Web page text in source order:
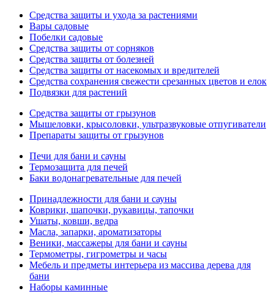
Средства защиты и ухода за растениями
Вары садовые
Побелки садовые
Средства защиты от сорняков
Средства защиты от болезней
Средства защиты от насекомых и вредителей
Средства сохранения свежести срезанных цветов и елок
Подвязки для растений
Средства защиты от грызунов
Мышеловки, крысоловки, ультразвуковые отпугиватели
Препараты защиты от грызунов
Печи для бани и сауны
Термозащита для печей
Баки водонагревательные для печей
Принадлежности для бани и сауны
Коврики, шапочки, рукавицы, тапочки
Ушаты, ковши, ведра
Масла, запарки, ароматизаторы
Веники, массажеры для бани и сауны
Термометры, гигрометры и часы
Мебель и предметы интерьера из массива дерева для
бани
Наборы каминные